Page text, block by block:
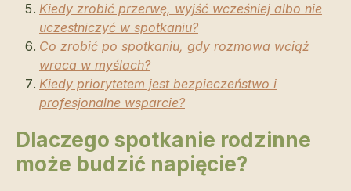
Kiedy zrobić przerwę, wyjść wcześniej albo nie
uczestniczyć w spotkaniu?
Co zrobić po spotkaniu, gdy rozmowa wciąż
wraca w myślach?
Kiedy priorytetem jest bezpieczeństwo i
profesjonalne wsparcie?
Dlaczego spotkanie rodzinne
może budzić napięcie?